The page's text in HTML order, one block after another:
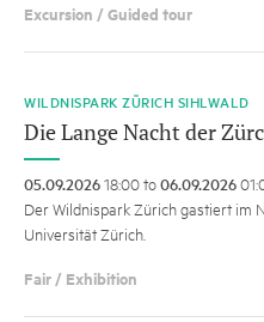
Excursion / Guided tour
WILDNISPARK ZÜRICH SIHLWALD
Die Lange Nacht der
05.09.202618:00 to06.09.2026
Der Wildnispark Zürich gastiert im
Universität Zürich.
Fair / Exhibition